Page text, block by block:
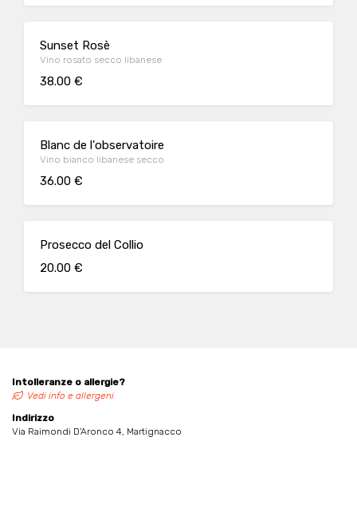
Sunset Rosè
Vino rosato secco libanese
38.00 €
Blanc de l'observatoire
Vino bianco libanese secco
36.00 €
Prosecco del Collio
20.00 €
Intolleranze o allergie?
Vedi info e allergeni
Indirizzo
Via Raimondi D'Aronco 4, Martignacco